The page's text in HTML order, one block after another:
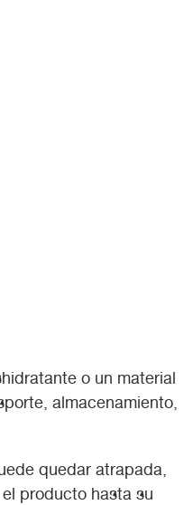
o un material
almacenamiento,
quedar atrapada,
producto hasta su